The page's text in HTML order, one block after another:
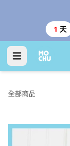
1 天
全部商品